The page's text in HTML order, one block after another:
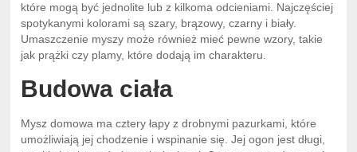
które mogą być jednolite lub z kilkoma odcieniami. Najczęściej
spotykanymi kolorami są szary, brązowy, czarny i biały.
Umaszczenie myszy może również mieć pewne wzory, takie
jak prążki czy plamy, które dodają im charakteru.
Budowa ciała
Mysz domowa ma cztery łapy z drobnymi pazurkami, które
umożliwiają jej chodzenie i wspinanie się. Jej ogon jest długi,